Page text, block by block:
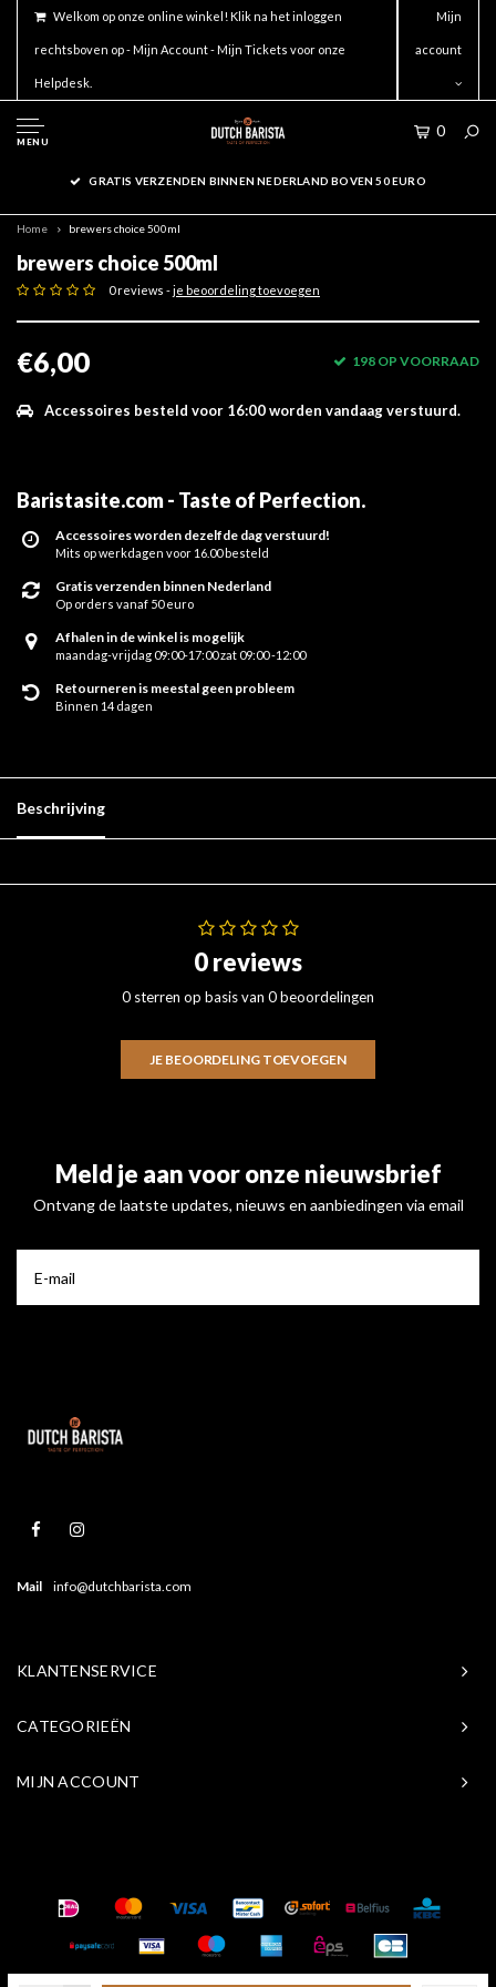
Welkom op onze online winkel! Klik na het inloggen
rechtsboven op - Mijn Account - Mijn Tickets voor onze
Helpdesk.
Mijn
account
MENU
0
GRATIS VERZENDEN BINNEN NEDERLAND BOVEN 50 EURO
Home brewers choice 500ml
brewers choice 500ml
0 reviews -je beoordeling toevoegen
€6,00 198 OP VOORRAAD
Accessoires besteld voor 16:00 worden vandaag verstuurd.
Baristasite.com - Taste of Perfection.
Accessoires worden dezelfde dag verstuurd!
Mits op werkdagen voor 16.00 besteld
Gratis verzenden binnen Nederland
Op orders vanaf 50 euro
Afhalen in de winkel is mogelijk
maandag-vrijdag 09:00-17:00 zat 09:00 -12:00
Retourneren is meestal geen probleem
Binnen 14 dagen
Beschrijving
0 reviews
0 sterren op basis van 0 beoordelingen
JE BEOORDELING TOEVOEGEN
Meld je aan voor onze nieuwsbrief
Ontvang de laatste updates, nieuws en aanbiedingen via email
Mail info@dutchbarista.com
KLANTENSERVICE
CATEGORIEËN
MIJN ACCOUNT